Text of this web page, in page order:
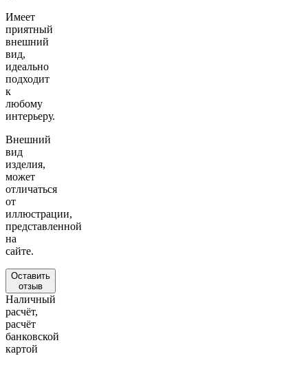
Имеет
приятный
внешний
вид,
идеально
подходит
к
любому
интерьеру.
Внешний
вид
изделия,
может
отличаться
от
иллюстрации,
представленной
на
сайте.
Оставить
отзыв
Наличный
расчёт,
расчёт
банковской
картой